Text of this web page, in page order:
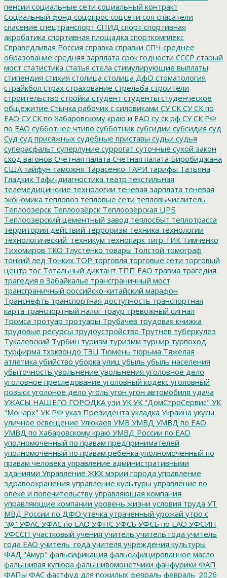
пенсии социальные сети социальный контракт
Социальный фонд соцопрос соцсети соя спасатели
спасение спецтранспорт СПИД спорт спортивная
акробатика спортивная площадка спорткомплекс
Справедливая Россия справка справки СПЧ среднее
образование средняя зарплата срок годности СССР старый
мост статистика статья стела стимулирующие выплаты
стипендия стихия столица столица ДфО стоматология
страйкбол страх страхование стрельба строители
строительство стройка студент студенты студенческое
общежитие Стычка рабочих с силовиками СУ СК СУ СК по
ЕАО СУ СК по Хабаровскому краю и ЕАО су ск рф СУ СК РФ
по ЕАО субботнее чтиво субботник субсидии субсидия суд
Суд суд присяжных судебные приставы судьи судья
суперасфальт суперлуние суррогат суточные сухой закон
сход вагонов Счетная палата Счетная палата Биробиджана
США тайфун таможня Тарасенко ТАРИ тарифы Татьяна
Гладких Тафи-диагностика театр текстильная
телемедицинские технологии теневая зарплата теневая
экономика тепловоз тепловые сети тепловычислитель
Теплоозерск Теплоозёрск Теплоозёрская ЦРБ
Теплоозерский цементный завод теплосбыт теплотрасса
территория действий терроризм техника технологии
технологический_техникум технопарк тигр ТИК Тимченко
Тихомиров ТКО Тлустенко товары Толстой томограф
тонкий лед Тонких ТОР торговля торговые сети торговый
центр тос Тотальный диктант ТПП ЕАО травма трагедия
трагедия в Забайкалье трансграничный мост
трансграничный российско-китайский марафон
Транснефть транспортная доступность транспортная
карта транспортный налог траур тревожный сигнал
Тромса тротуар тротуары Трубачев трудовая книжка
трудовые ресурсы трудоустройство Трутнев туберкулез
Тукалевский Турбин туризм туризмм турнир турпоход
турфирма тхэквондо ТЭЦ Тюмень тюрьма Тяжелая
атлетика убийство уборка улиц убыль убыль населения
убыточность увольнение увольнения уголовное дело
уголовное преследование уголовный кодекс уголовный
розыск уголоное дело уголь угон угон автомобиля удача
УЖАСЫ НАШЕГО ГОРОДКА узи УК УК "ДомСтроСервис" УК
"Монарх" УК РФ указ Президента укладка Украина укусы
уличное освещение Улюкаев УМВ УМВД УМВД по ЕАО
УМВД по Хабаровскому краю УМВД России по ЕАО
уполномоченный по правам предпринимателей
уполномоченный по правам ребенка уполномоченный по
правам человека управление административными
зданиями Управление ЖКХ мэрии города управление
здравоохранения управление культуры управление по
опеке и попечительству управляющая компания
управляющие компании уровень жизни условия труда УТ
МВД России по ДФО утечка утраченный урожай утро с
"@" УФАС УФАС по ЕАО УФНС УФСБ УФСБ по ЕАО УФСИН
УФССП участковый учения учитель учитель года учитель
года ЕАО учитель_года учителя учреждения культуры
ФАД "Амур" фальсификация фальсифицированное масло
фальшивая купюра фальшивомонетчики фанфурики ФАП
ФАПы ФАС фастфуд для пожилых февраль февраль_2026